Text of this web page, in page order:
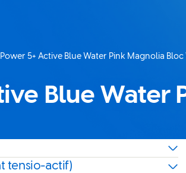
5+ Active Blue Water Pink Magnolia Bloc
Blue Water
tensio-actif)